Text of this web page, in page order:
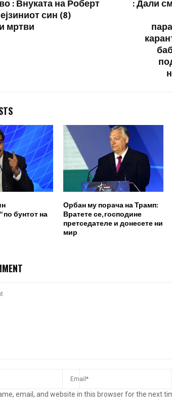
: Внуката на Роберт
син (8)
мртви
: Дали
по бунтот на
Орбан му порача на Трамп:
Вратете се, господине
претседателе и донесете ни
мир
email, and website in this browser for the next